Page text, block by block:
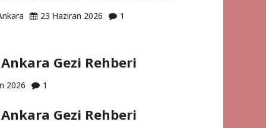
23 Haziran 2026 1
Gezi Rehberi
2026 1
Gezi Rehberi